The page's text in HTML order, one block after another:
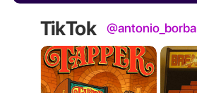
TikTok @antonio_borba